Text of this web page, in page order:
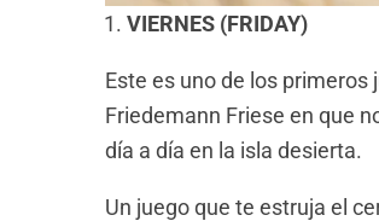
VIERNES (FRIDAY)
Este es uno de los
Friedemann Friese en que
día a día en la isla desierta.
Un juego que te estruja el